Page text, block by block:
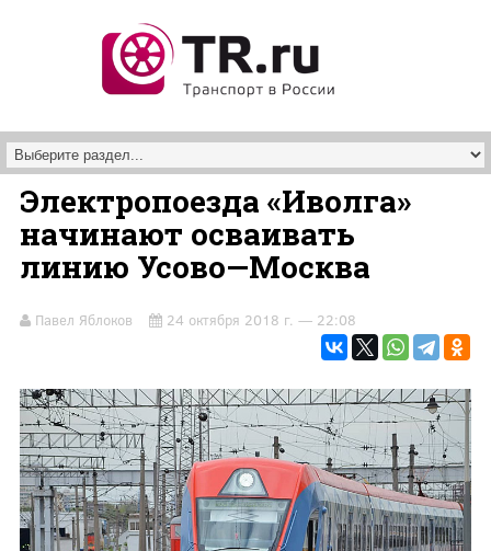
Электропоезда «Иволга»
начинают осваивать
линию Усово—Москва
Павел Яблоков 24 октября 2018 г. — 22:08